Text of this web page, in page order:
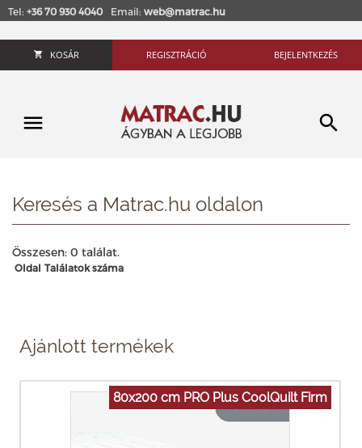
Tel: +36 70 930 4040 Email: web@matrac.hu
KOSÁR REGISZTRÁCIÓ BEJELENTKEZÉS
Keresés a Matrac.hu oldalon
Összesen: 0 találat.
Oldal Találatok száma
Ajánlott termékek
80x200 cm PRO Plus CoolQuilt Firm